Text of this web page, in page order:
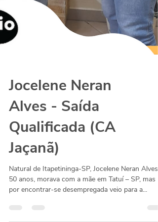
Jocelene Neran
Alves - Saída
Qualificada (CA